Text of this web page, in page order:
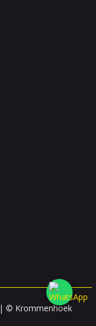
| © Krommenhoek